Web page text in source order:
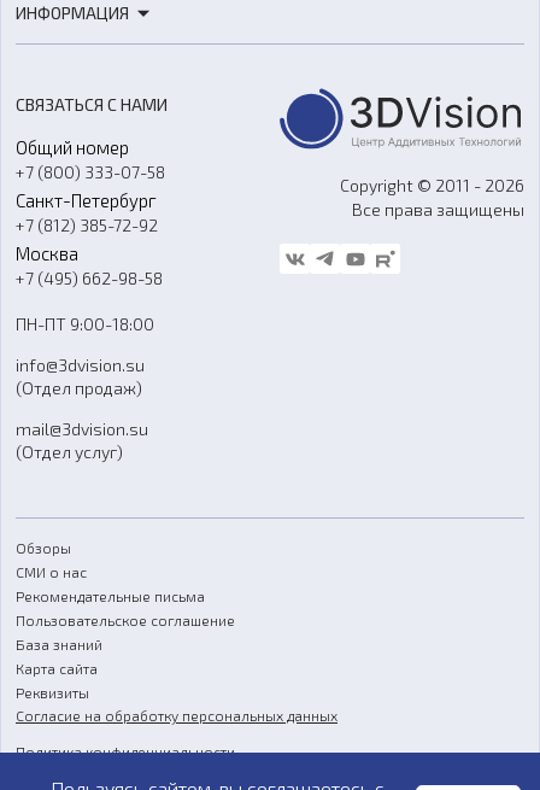
Расходные материалы
Оборудование и материалы для вакуумного литья
Аксессуары и прочее оборудование
Программное обеспечение
3D-моделирование
Ремонт и услуги
ИНФОРМАЦИЯ
О компании
Контакты
Гос. закупки
Стать дилером
Блог
FAQ
СВЯЗАТЬСЯ С НАМИ
Общий номер
+7 (800) 333-07-58
Санкт-Петербург
+7 (812) 385-72-92
Москва
+7 (495) 662-98-58
ПН-ПТ 9:00-18:00
info@3dvision.su
(Отдел продаж)
mail@3dvision.su
(Отдел услуг)
Copyright © 2011 - 2026
Все права защищены
Обзоры
СМИ о нас
Рекомендательные письма
Пользовательское соглашение
База знаний
Карта сайта
Реквизиты
Согласие на обработку персональных данных
Политика конфиденциальности